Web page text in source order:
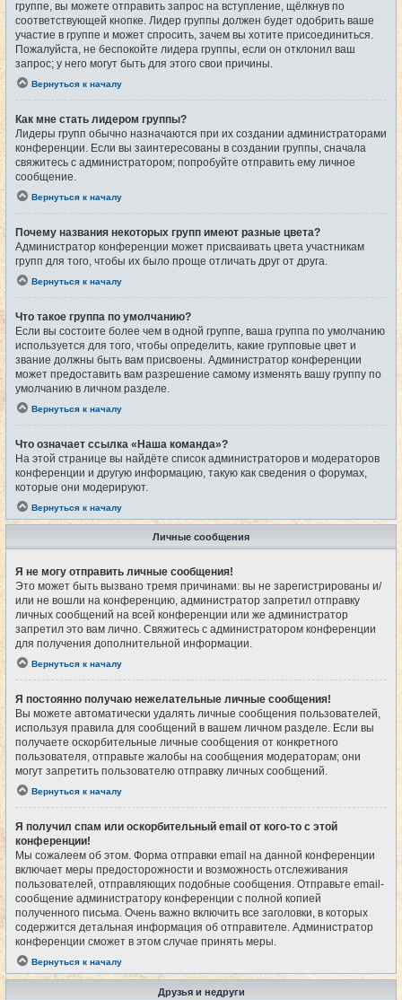
группе, вы можете отправить запрос на вступление, щёлкнув по
соответствующей кнопке. Лидер группы должен будет одобрить ваше
участие в группе и может спросить, зачем вы хотите присоединиться.
Пожалуйста, не беспокойте лидера группы, если он отклонил ваш
запрос; у него могут быть для этого свои причины.
Вернуться к началу
Как мне стать лидером группы?
Лидеры групп обычно назначаются при их создании администраторами
конференции. Если вы заинтересованы в создании группы, сначала
свяжитесь с администратором; попробуйте отправить ему личное
сообщение.
Вернуться к началу
Почему названия некоторых групп имеют разные цвета?
Администратор конференции может присваивать цвета участникам
групп для того, чтобы их было проще отличать друг от друга.
Вернуться к началу
Что такое группа по умолчанию?
Если вы состоите более чем в одной группе, ваша группа по умолчанию
используется для того, чтобы определить, какие групповые цвет и
звание должны быть вам присвоены. Администратор конференции
может предоставить вам разрешение самому изменять вашу группу по
умолчанию в личном разделе.
Вернуться к началу
Что означает ссылка «Наша команда»?
На этой странице вы найдёте список администраторов и модераторов
конференции и другую информацию, такую как сведения о форумах,
которые они модерируют.
Вернуться к началу
Личные сообщения
Я не могу отправить личные сообщения!
Это может быть вызвано тремя причинами: вы не зарегистрированы и/
или не вошли на конференцию, администратор запретил отправку
личных сообщений на всей конференции или же администратор
запретил это вам лично. Свяжитесь с администратором конференции
для получения дополнительной информации.
Вернуться к началу
Я постоянно получаю нежелательные личные сообщения!
Вы можете автоматически удалять личные сообщения пользователей,
используя правила для сообщений в вашем личном разделе. Если вы
получаете оскорбительные личные сообщения от конкретного
пользователя, отправьте жалобы на сообщения модераторам; они
могут запретить пользователю отправку личных сообщений.
Вернуться к началу
Я получил спам или оскорбительный email от кого-то с этой
конференции!
Мы сожалеем об этом. Форма отправки email на данной конференции
включает меры предосторожности и возможность отслеживания
пользователей, отправляющих подобные сообщения. Отправьте email-
сообщение администратору конференции с полной копией
полученного письма. Очень важно включить все заголовки, в которых
содержится детальная информация об отправителе. Администратор
конференции сможет в этом случае принять меры.
Вернуться к началу
Друзья и недруги